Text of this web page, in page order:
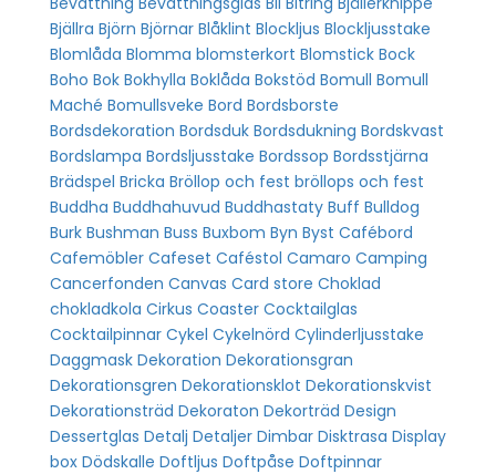
Bjällra Björn Björnar Blåklint Blockljus Blockljusstake
Blomlåda Blomma blomsterkort Blomstick Bock
Boho Bok Bokhylla Boklåda Bokstöd Bomull Bomull
Maché Bomullsveke Bord Bordsborste
Bordsdekoration Bordsduk Bordsdukning Bordskvast
Bordslampa Bordsljusstake Bordssop Bordsstjärna
Brädspel Bricka Bröllop och fest bröllops och fest
Buddha Buddhahuvud Buddhastaty Buff Bulldog
Burk Bushman Buss Buxbom Byn Byst Cafébord
Cafemöbler Cafeset Caféstol Camaro Camping
Cancerfonden Canvas Card store Choklad
chokladkola Cirkus Coaster Cocktailglas
Cocktailpinnar Cykel Cykelnörd Cylinderljusstake
Daggmask Dekoration Dekorationsgran
Dekorationsgren Dekorationsklot Dekorationskvist
Dekorationsträd Dekoraton Dekorträd Design
Dessertglas Detalj Detaljer Dimbar Disktrasa Display
box Dödskalle Doftljus Doftpåse Doftpinnar